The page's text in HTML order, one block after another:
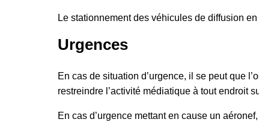
Le stationnement des véhicules de diffusion
Urgences
En cas de situation d’urgence, il se peut que
restreindre l’activité médiatique à tout endroit
En cas d’urgence mettant en cause un